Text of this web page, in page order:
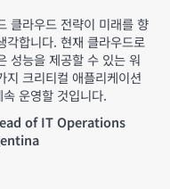
클라우드 전략이 미래를 향
각합니다. 현재 클라우드로
성능을 제공할 수 있는 워
지 크리티컬 애플리케이션
운영할 것입니다.
of IT Operations